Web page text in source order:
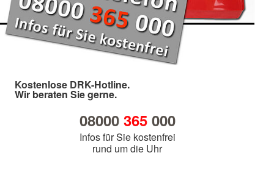
Kostenlose DRK-Hotline.
Wir beraten Sie gerne.
08000 365000
Infos für Sie kostenfrei
rund um die Uhr